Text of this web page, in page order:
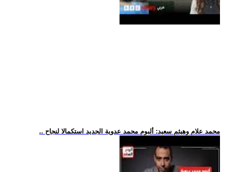
.. محمد علام وهيثم سعيد: ألبوم محمد عدوية الجديد استكمالا لنجاح